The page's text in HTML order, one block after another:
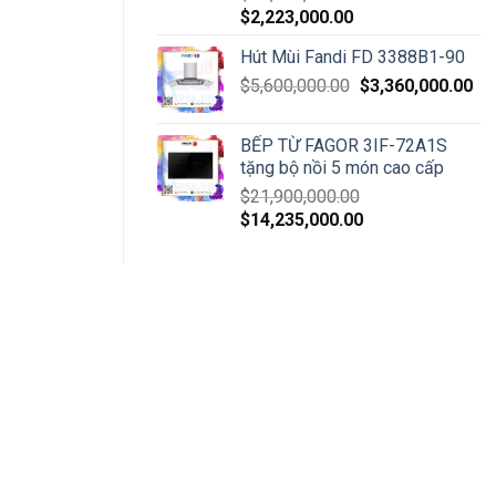
$2,223,000.00
Hút Mùi Fandi FD 3388B1-90
$5,600,000.00 $3,360,000.00
BẾP TỪ FAGOR 3IF-72A1S
tặng bộ nồi 5 món cao cấp
$21,900,000.00
$14,235,000.00